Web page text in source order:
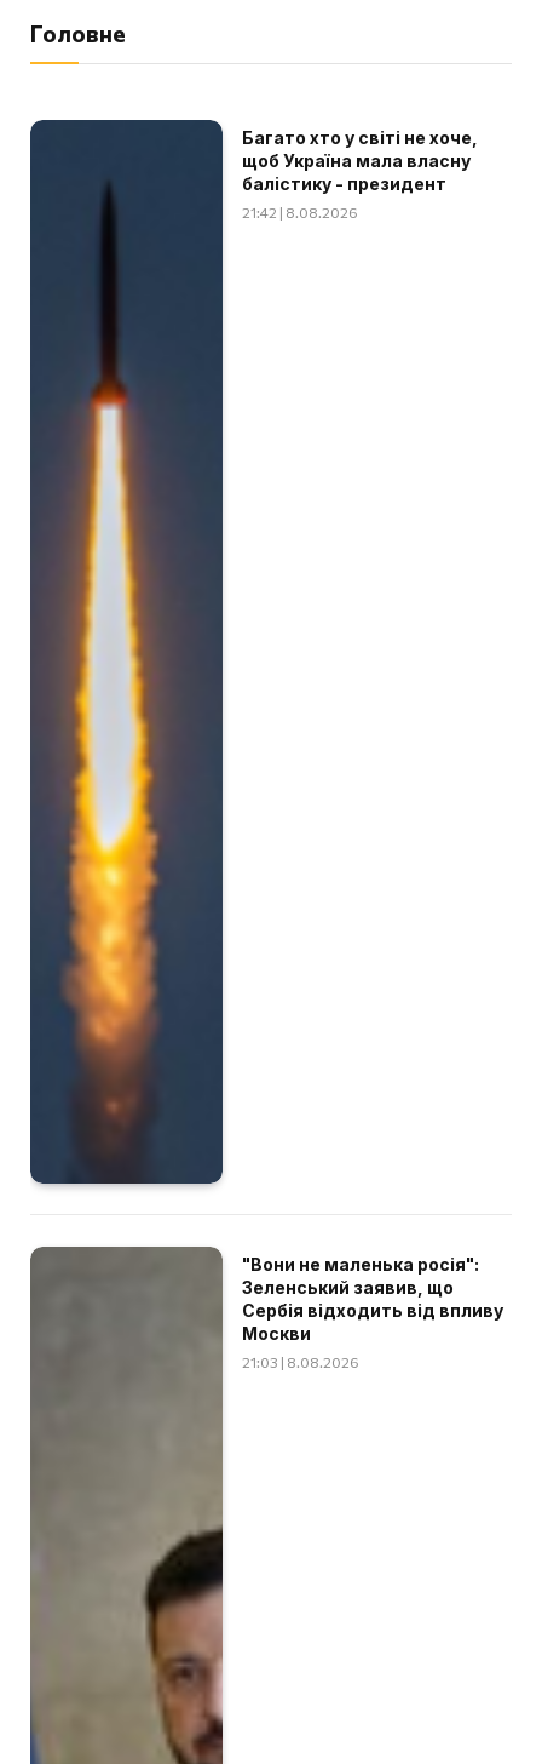
Головне
Багато хто у світі не хоче,
щоб Україна мала власну
балістику - президент
21:42 | 8.08.2026
"Вони не маленька росія":
Зеленський заявив, що
Сербія відходить від впливу
Москви
21:03 | 8.08.2026